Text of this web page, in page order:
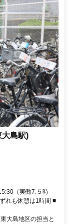
大島駅)
（実働7.５時
れも休憩は1時間 ■
大島地区の担当と